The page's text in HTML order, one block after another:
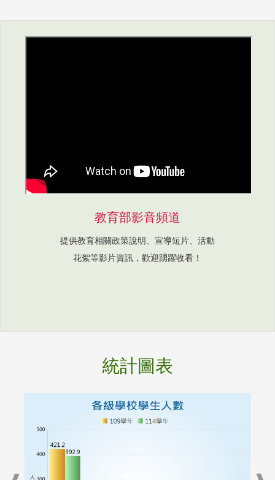
教育部影音頻道
提供教育相關政策說明、宣導短片、活動
花絮等影片資訊，歡迎踴躍收看！
統計圖表